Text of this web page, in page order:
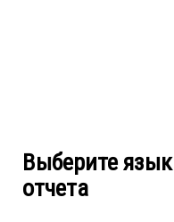
Выберите
отчета